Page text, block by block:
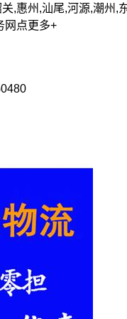
,惠州,汕尾,河源,潮州,
网点更多+